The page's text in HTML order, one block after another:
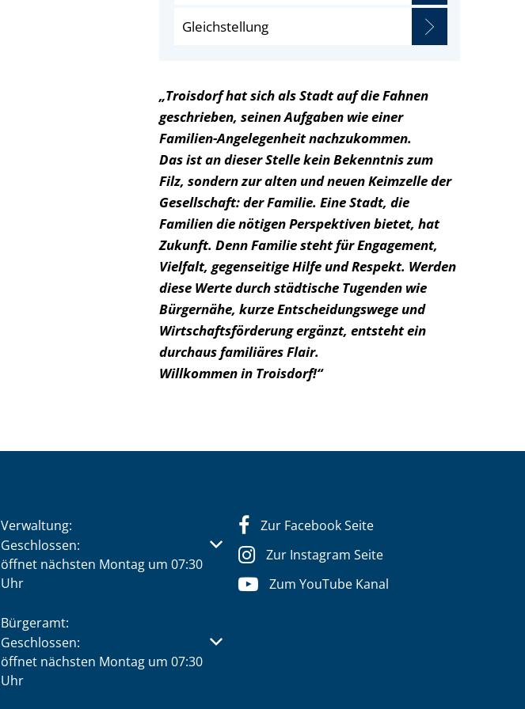
Gleichstellung
„Troisdorf hat sich als Stadt auf die Fahnen
geschrieben, seinen Aufgaben wie einer
Familien-Angelegenheit nachzukommen.
Das ist an dieser Stelle kein Bekenntnis zum
Filz, sondern zur alten und neuen Keimzelle der
Gesellschaft: der Familie. Eine Stadt, die
Familien die nötigen Perspektiven bietet, hat
Zukunft. Denn Familie steht für Engagement,
Vielfalt, gegenseitige Hilfe und Respekt. Werden
diese Werte durch städtische Tugenden wie
Bürgernähe, kurze Entscheidungswege und
Wirtschaftsförderung ergänzt, entsteht ein
durchaus familiäres Flair.
Willkommen in Troisdorf!“
Verwaltung:
Klicken, um weitere Öffnungs- oder Schließzeiten auszublenden
Geschlossen:
öffnet nächsten Montag um 07:30
Uhr
Bürgeramt:
Klicken, um weitere Öffnungs- oder Schließzeiten auszublenden
Geschlossen:
öffnet nächsten Montag um 07:30
Uhr
Zur Facebook Seite
Zur Instagram Seite
Zum YouTube Kanal